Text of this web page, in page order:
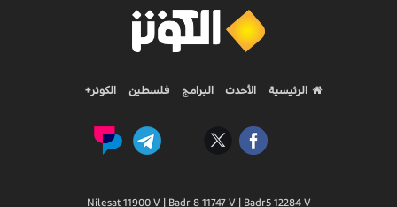
الرئيسية الأحدث البرامج فلسطين الكوثر+
Nilesat 11900 V | Badr 8 11747 V | Badr5 12284 V